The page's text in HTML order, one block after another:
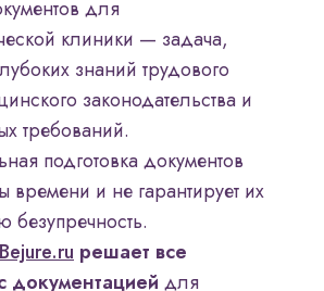
для
клиники — задача,
знаний трудового
законодательства и
требований.
подготовка документов
времени и не гарантирует их
безупречность.
Bejure.ru решает все
документацией для